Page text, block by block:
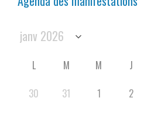
L M M J
30
31 1 2